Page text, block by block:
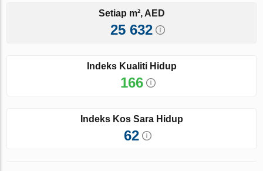
Setiap m², AED
25 632
Indeks Kualiti Hidup
166
Indeks Kos Sara Hidup
62